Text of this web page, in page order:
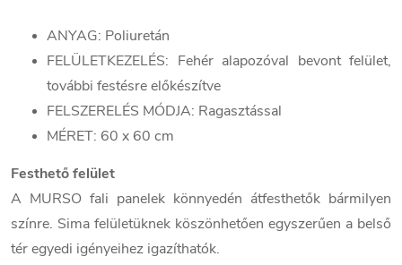
ANYAG: Poliuretán
FELÜLETKEZELÉS: Fehér alapozóval bevont felület,
további festésre előkészítve
FELSZERELÉS MÓDJA: Ragasztással
MÉRET: 60 x 60 cm
Festhető felület
A MURSO fali panelek könnyedén átfesthetők bármilyen
színre. Sima felületüknek köszönhetően egyszerűen a belső
tér egyedi igényeihez igazíthatók.